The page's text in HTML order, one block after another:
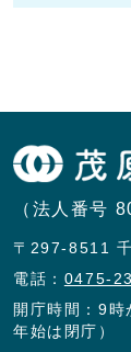
（法人番号
〒297-8511
電話： 0475-
開庁時間：9
年始は閉庁）